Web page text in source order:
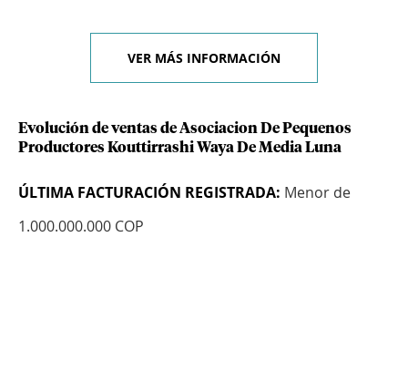
VER MÁS INFORMACIÓN
Evolución de ventas de Asociacion De Pequenos
Productores Kouttirrashi Waya De Media Luna
ÚLTIMA FACTURACIÓN REGISTRADA: Menor de
1.000.000.000 COP